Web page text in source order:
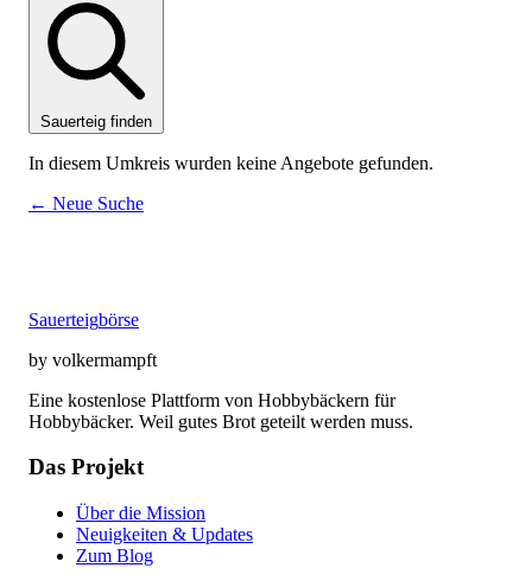
Sauerteig finden
In diesem Umkreis wurden keine Angebote gefunden.
← Neue Suche
Sauerteigbörse
by volkermampft
Eine kostenlose Plattform von Hobbybäckern für
Hobbybäcker. Weil gutes Brot geteilt werden muss.
Das Projekt
Über die Mission
Neuigkeiten & Updates
Zum Blog